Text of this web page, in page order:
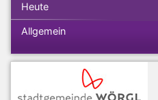
Heute
Allgemein